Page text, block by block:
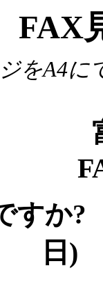
FAX
をA4に
富
すか?
)